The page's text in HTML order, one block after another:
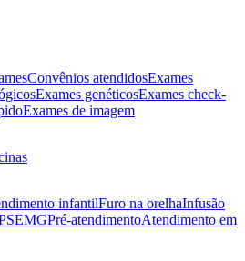
Convênios atendidosExames
Exames genéticosExames check-
Exames de imagem
infantilFuro na orelhaInfusão
Pré-atendimentoAtendimento em